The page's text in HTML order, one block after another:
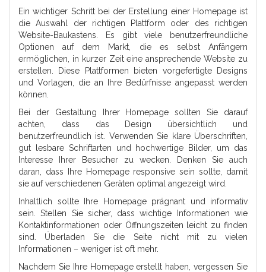
Ein wichtiger Schritt bei der Erstellung einer Homepage ist
die Auswahl der richtigen Plattform oder des richtigen
Website-Baukastens. Es gibt viele benutzerfreundliche
Optionen auf dem Markt, die es selbst Anfängern
ermöglichen, in kurzer Zeit eine ansprechende Website zu
erstellen. Diese Plattformen bieten vorgefertigte Designs
und Vorlagen, die an Ihre Bedürfnisse angepasst werden
können.
Bei der Gestaltung Ihrer Homepage sollten Sie darauf
achten, dass das Design übersichtlich und
benutzerfreundlich ist. Verwenden Sie klare Überschriften,
gut lesbare Schriftarten und hochwertige Bilder, um das
Interesse Ihrer Besucher zu wecken. Denken Sie auch
daran, dass Ihre Homepage responsive sein sollte, damit
sie auf verschiedenen Geräten optimal angezeigt wird.
Inhaltlich sollte Ihre Homepage prägnant und informativ
sein. Stellen Sie sicher, dass wichtige Informationen wie
Kontaktinformationen oder Öffnungszeiten leicht zu finden
sind. Überladen Sie die Seite nicht mit zu vielen
Informationen – weniger ist oft mehr.
Nachdem Sie Ihre Homepage erstellt haben, vergessen Sie